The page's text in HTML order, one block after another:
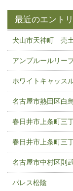
最近のエント
犬山市天神町 売
アンプルールリー
ホワイトキャッス
名古屋市熱田区白
春日井市上条町三
春日井市上条町三
名古屋市中村区則
パレス松陰